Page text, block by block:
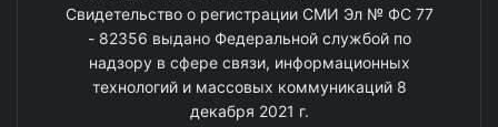
Свидетельство о регистрации СМИ Эл № ФС 77
- 82356 выдано Федеральной службой по
надзору в сфере связи, информационных
технологий и массовых коммуникаций 8
декабря 2021 г.